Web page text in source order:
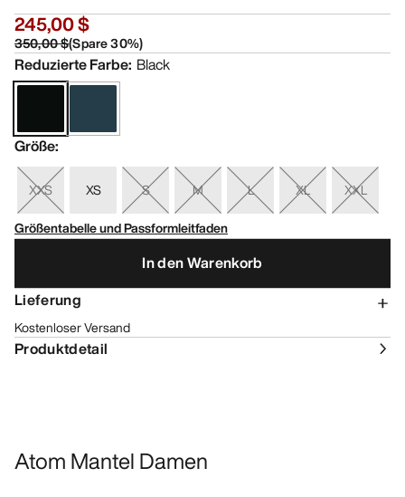
245,00 $
350,00 $(Spare30%)
Reduzierte Farbe: Black
Größe:
XXS XS S M L XL
XXL
Größentabelle und Passformleitfaden
In den Warenkorb
Lieferung
Kostenloser Versand
Produktdetail
Atom Mantel Damen